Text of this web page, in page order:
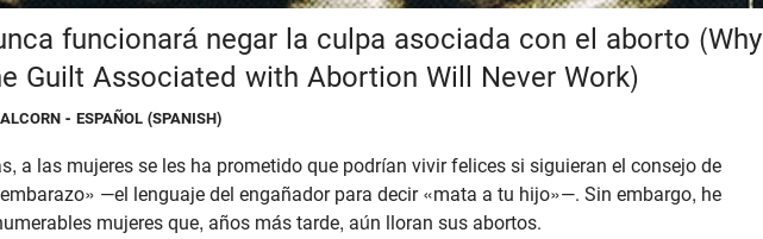
funcionará negar la culpa asociada con el aborto (Why
Guilt Associated with Abortion Will Never Work)
- ESPAÑOL (SPANISH)
a las mujeres se les ha prometido que podrían vivir felices si siguieran el consejo de
—el lenguaje del engañador para decir «mata a tu hijo»—. Sin embargo, he
mujeres que, años más tarde, aún lloran sus abortos.